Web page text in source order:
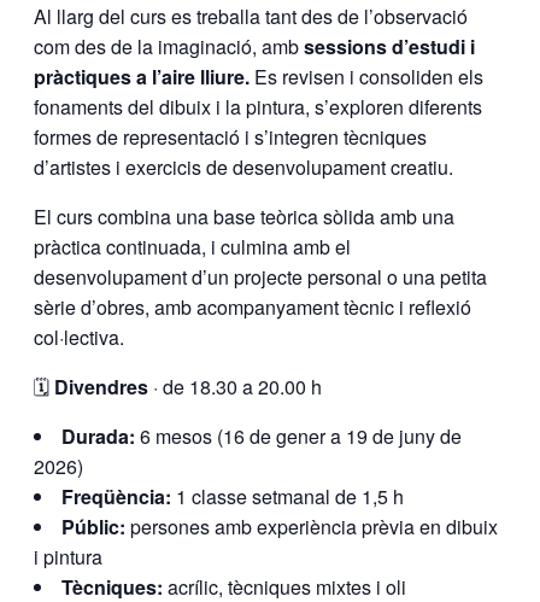
Al llarg del curs es treballa tant des de l’observació
com des de la imaginació, ambsessions d’estudi i
pràctiques a l’aire lliure. Es revisen i consoliden els
fonaments del dibuix i la pintura, s’exploren diferents
formes de representació i s’integren tècniques
d’artistes i exercicis de desenvolupament creatiu.
El curs combina una base teòrica sòlida amb una
pràctica continuada, i culmina amb el
desenvolupament d’un projecte personal o una petita
sèrie d’obres, amb acompanyament tècnic i reflexió
col·lectiva.
🗓️ Divendres · de 18.30 a 20.00 h
Durada: 6 mesos (16 de gener a 19 de juny de
2026)
Freqüència: 1 classe setmanal de 1,5 h
Públic: persones amb experiència prèvia en dibuix
i pintura
Tècniques: acrílic, tècniques mixtes i oli